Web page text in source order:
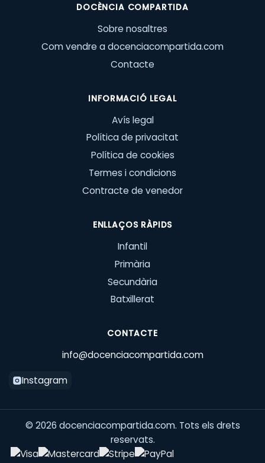
DOCÈNCIA COMPARTIDA
Sobre nosaltres
Com vendre a docenciacompartida.com
Contacte
INFORMACIÓ LEGAL
Avís legal
Política de privacitat
Política de cookies
Termes i condicions
Contracte de venedor
ENLLAÇOS RÀPIDS
Infantil
Primària
Secundària
Batxillerat
CONTACTE
info@docenciacompartida.com
Instagram
© 2026 docenciacompartida.com. Tots els drets
reservats.